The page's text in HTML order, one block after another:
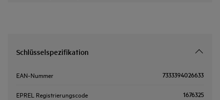
Schlüsselspezifikation
EAN-Nummer 7333394026633
EPREL Registrierungscode 1676325